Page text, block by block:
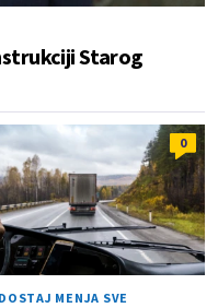
Starog
0
MENJA SVE